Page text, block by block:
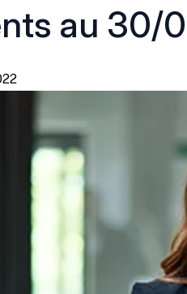
au 30/